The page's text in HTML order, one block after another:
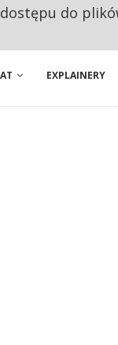
EXPLAINERY
do